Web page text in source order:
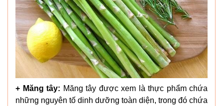
+ Măng tây: Măng tây được xem là thực phẩm chứa
những nguyên tố dinh dưỡng toàn diện, trong đó chứa